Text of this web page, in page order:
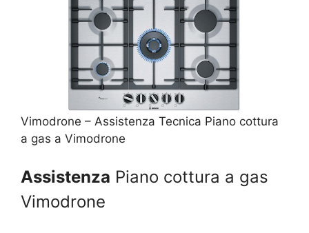
Vimodrone – Assistenza Tecnica Piano cottura
a gas a Vimodrone
Assistenza Piano cottura a gas
Vimodrone